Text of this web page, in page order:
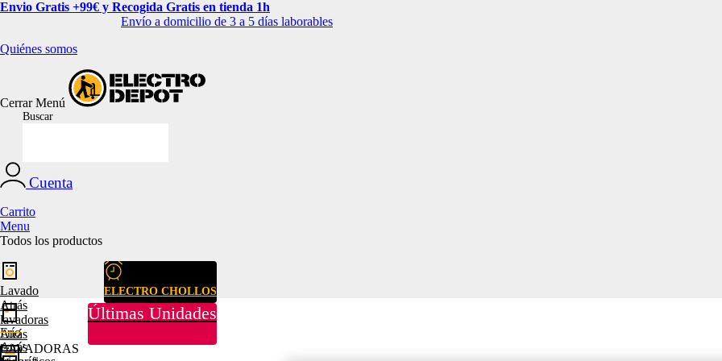
Envio Gratis +99€ y Recogida Gratis en tienda 1h
Envío a domicilio de 3 a 5 días laborables
Quiénes somos
CerrarMenú
Buscar
Cuenta
Carrito
Menu
Todos los productos
ELECTRO CHOLLOS
Últimas Unidades
Lavado
Atrás
lavadoras
Atrás
LAVADORAS
Frío
Atrás